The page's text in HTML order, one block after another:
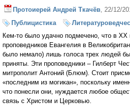
Протоиерей Андрей Ткачёв , 22/12/
Публицистика
Кем-то было удачно подмечено, что в XX
проповедников Евангелия в
было немало) лишь голоса трех людей
приняты. Эти проповедники – Гилберт
митрополит Антоний (Блюм). Стоит
«последним из могикан», поскольку
что понесли они, нуждается любое
связь с Христом и Церковью.